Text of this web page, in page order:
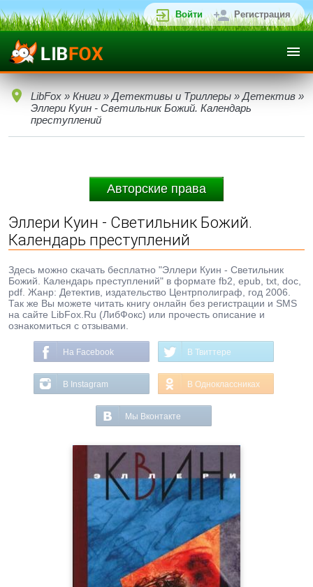
Войти Регистрация
LibFox » Книги » Детективы и Триллеры » Детектив »
Эллери Куин - Светильник Божий. Календарь
преступлений
Авторские права
Эллери Куин - Светильник Божий.
Календарь преступлений
Здесь можно скачать бесплатно "Эллери Куин - Светильник
Божий. Календарь преступлений" в формате fb2, epub, txt, doc,
pdf. Жанр: Детектив, издательство Центрполиграф, год 2006.
Так же Вы можете читать книгу онлайн без регистрации и SMS
на сайте LibFox.Ru (ЛибФокс) или прочесть описание и
ознакомиться с отзывами.
На Facebook В Твиттере
В Instagram В Одноклассниках
Мы Вконтакте